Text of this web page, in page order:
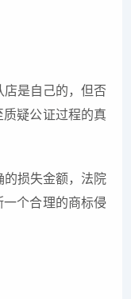
店是自己的，但否
疑公证过程的真
的损失金额，法院
个合理的商标侵